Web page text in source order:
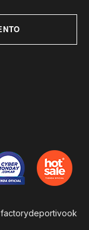
factorydeportivook